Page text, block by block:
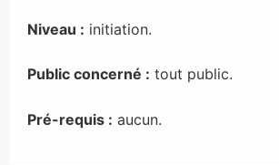
Niveau : initiation.
Public concerné : tout public.
Pré-requis : aucun.